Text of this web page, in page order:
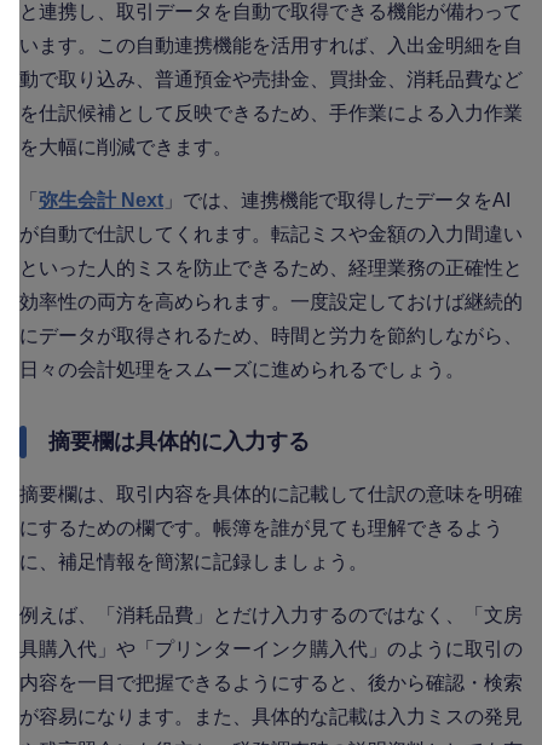
と連携し、取引データを自動で取得できる機能が備わって
います。この自動連携機能を活用すれば、入出金明細を自
動で取り込み、普通預金や売掛金、買掛金、消耗品費など
を仕訳候補として反映できるため、手作業による入力作業
を大幅に削減できます。
「 弥生会計 Next 」では、連携機能で取得したデータをAI
が自動で仕訳してくれます。転記ミスや金額の入力間違い
といった人的ミスを防止できるため、経理業務の正確性と
効率性の両方を高められます。一度設定しておけば継続的
にデータが取得されるため、時間と労力を節約しながら、
日々の会計処理をスムーズに進められるでしょう。
摘要欄は具体的に入力する
摘要欄は、取引内容を具体的に記載して仕訳の意味を明確
にするための欄です。帳簿を誰が見ても理解できるよう
に、補足情報を簡潔に記録しましょう。
例えば、「消耗品費」とだけ入力するのではなく、「文房
具購入代」や「プリンターインク購入代」のように取引の
内容を一目で把握できるようにすると、後から確認・検索
が容易になります。また、具体的な記載は入力ミスの発見